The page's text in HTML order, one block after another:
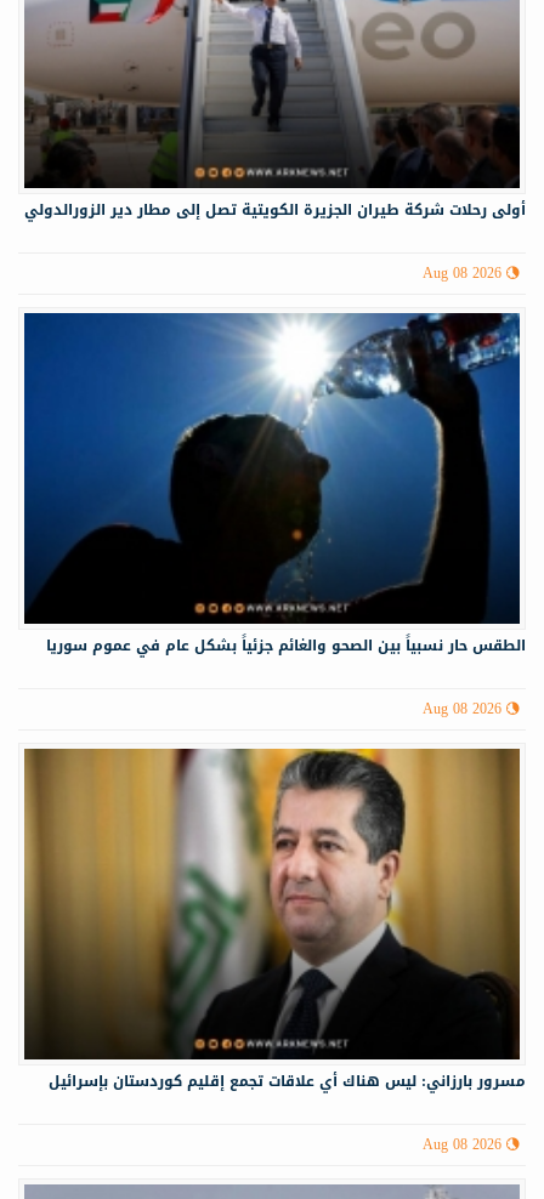
أولى رحلات شركة طيران الجزيرة الكويتية تصل إلى مطار دير الزورالدولي
Aug 08 2026
الطقس حار نسبياً بين الصحو والغائم جزئياً بشكل عام في عموم سوريا
Aug 08 2026
مسرور بارزاني: ليس هناك أي علاقات تجمع إقليم كوردستان بإسرائيل
Aug 08 2026